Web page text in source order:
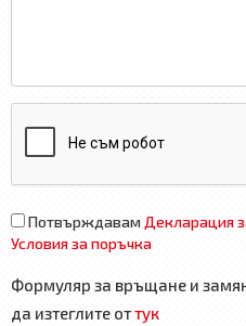
Потвърждавам Декларация
Условия за поръчка
Формуляр за връщане и
да изтеглите оттук